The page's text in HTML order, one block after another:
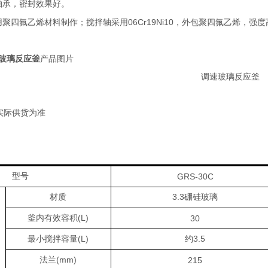
，密封效果好。
四氟乙烯材料制作；搅拌轴采用06Cr19Ni10，外包聚四氟乙烯，强度
璃反应釜产品图片
际供货为准
型号 GRS-30C
材质 3.3硼硅玻璃
釜内有效容积(L) 30
最小搅拌容量(L) 约3.5
法兰(mm) 215